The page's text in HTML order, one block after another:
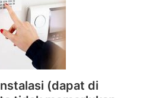
(dapat di